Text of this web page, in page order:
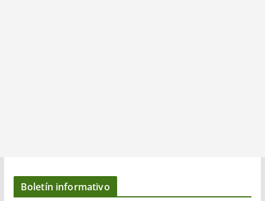
Boletín informativo